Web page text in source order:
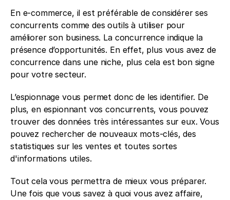
En e-commerce, il est préférable de considérer ses
concurrents comme des outils à utiliser pour
améliorer son business. La concurrence indique la
présence d’opportunités. En effet, plus vous avez de
concurrence dans une niche, plus cela est bon signe
pour votre secteur.
L’espionnage vous permet donc de les identifier. De
plus, en espionnant vos concurrents, vous pouvez
trouver des données très intéressantes sur eux. Vous
pouvez rechercher de nouveaux mots-clés, des
statistiques sur les ventes et toutes sortes
d'informations utiles.
Tout cela vous permettra de mieux vous préparer.
Une fois que vous savez à quoi vous avez affaire,